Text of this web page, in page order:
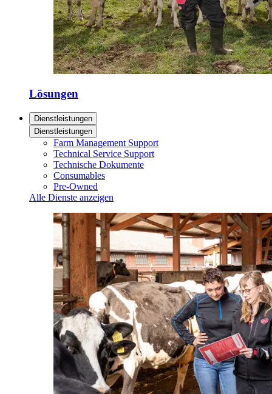
Lösungen
Dienstleistungen
Dienstleistungen
Farm Management Support
Technical Service Support
Technische Dokumente
Consumables
Pre-Owned
Alle Dienste anzeigen